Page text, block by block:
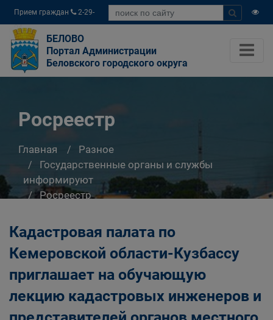
Прием граждан
2-29-
04
БЕЛОВО
Портал Администрации
Беловского городского округа
Росреестр
Главная
Разное
Государственные органы и службы
информируют
Росреестр
Кадастровая палата по
Кемеровской области-Кузбассу
приглашает на обучающую
лекцию кадастровых инженеров и